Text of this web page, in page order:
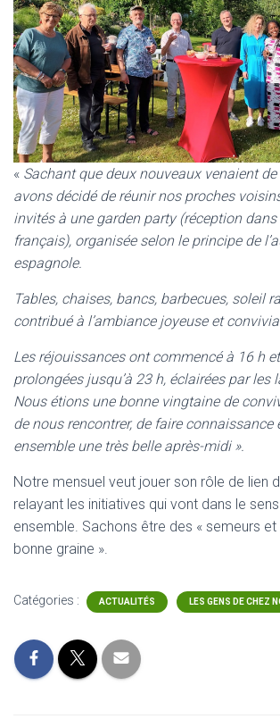
« Sachant que deux nouveaux venaient de
avons décidé de réunir nos proches
invités à une garden party (réception
français), organisée selon le principe de
espagnole.
Tables, chaises, bancs, barbecues, soleil
contribué à l’ambiance joyeuse et
Les réjouissances ont commencé à 16 h
prolongées jusqu’à 23 h, éclairées par les
Nous étions une bonne vingtaine de
de nous rencontrer, de faire connaissance
ensemble une très belle après-midi ».
Notre mensuel veut jouer son rôle de lien
relayant les initiatives qui vont dans le
ensemble. Sachons être des « semeurs
bonne graine ».
Catégories : ACTUALITÉS LES GENS DE CHEZ